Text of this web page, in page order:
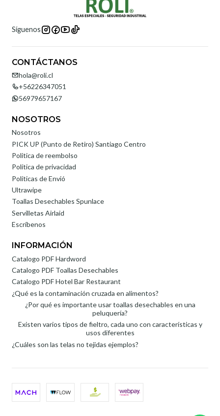
Síguenos
CONTÁCTANOS
hola@roli.cl
+56226347051
56979657167
NOSOTROS
Nosotros
PICK UP (Punto de Retiro) Santiago Centro
Politica de reembolso
Política de privacidad
Políticas de Envió
Ultrawipe
Toallas Desechables Spunlace
Servilletas Airlaid
Escríbenos
INFORMACIÓN
Catalogo PDF Hardword
Catalogo PDF Toallas Desechables
Catalogo PDF Hotel Bar Restaurant
¿Qué es la contaminación cruzada en alimentos?
¿Por qué es importante usar toallas desechables en una
peluquería?
Existen varios tipos de fieltro, cada uno con características y
usos diferentes
¿Cuáles son las telas no tejidas ejemplos?